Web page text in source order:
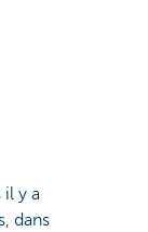
il y a
dans